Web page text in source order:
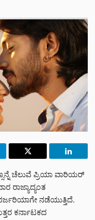
ಚೆಲುವೆ ಪ್ರಿಯಾ ವಾರಿಯರ್
ರಾಜ್ಯಾದ್ಯಂತ
ನಡೆಯುತ್ತಿದೆ.
ಕರ್ನಾಟಕದ